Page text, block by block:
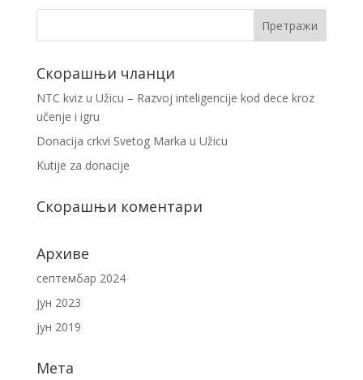
Скорашњи чланци
NTC kviz u Užicu – Razvoj inteligencije kod dece kroz
učenje i igru
Donacija crkvi Svetog Marka u Užicu
Kutije za donacije
Скорашњи коментари
Архиве
септембар 2024
јун 2023
јун 2019
Мета